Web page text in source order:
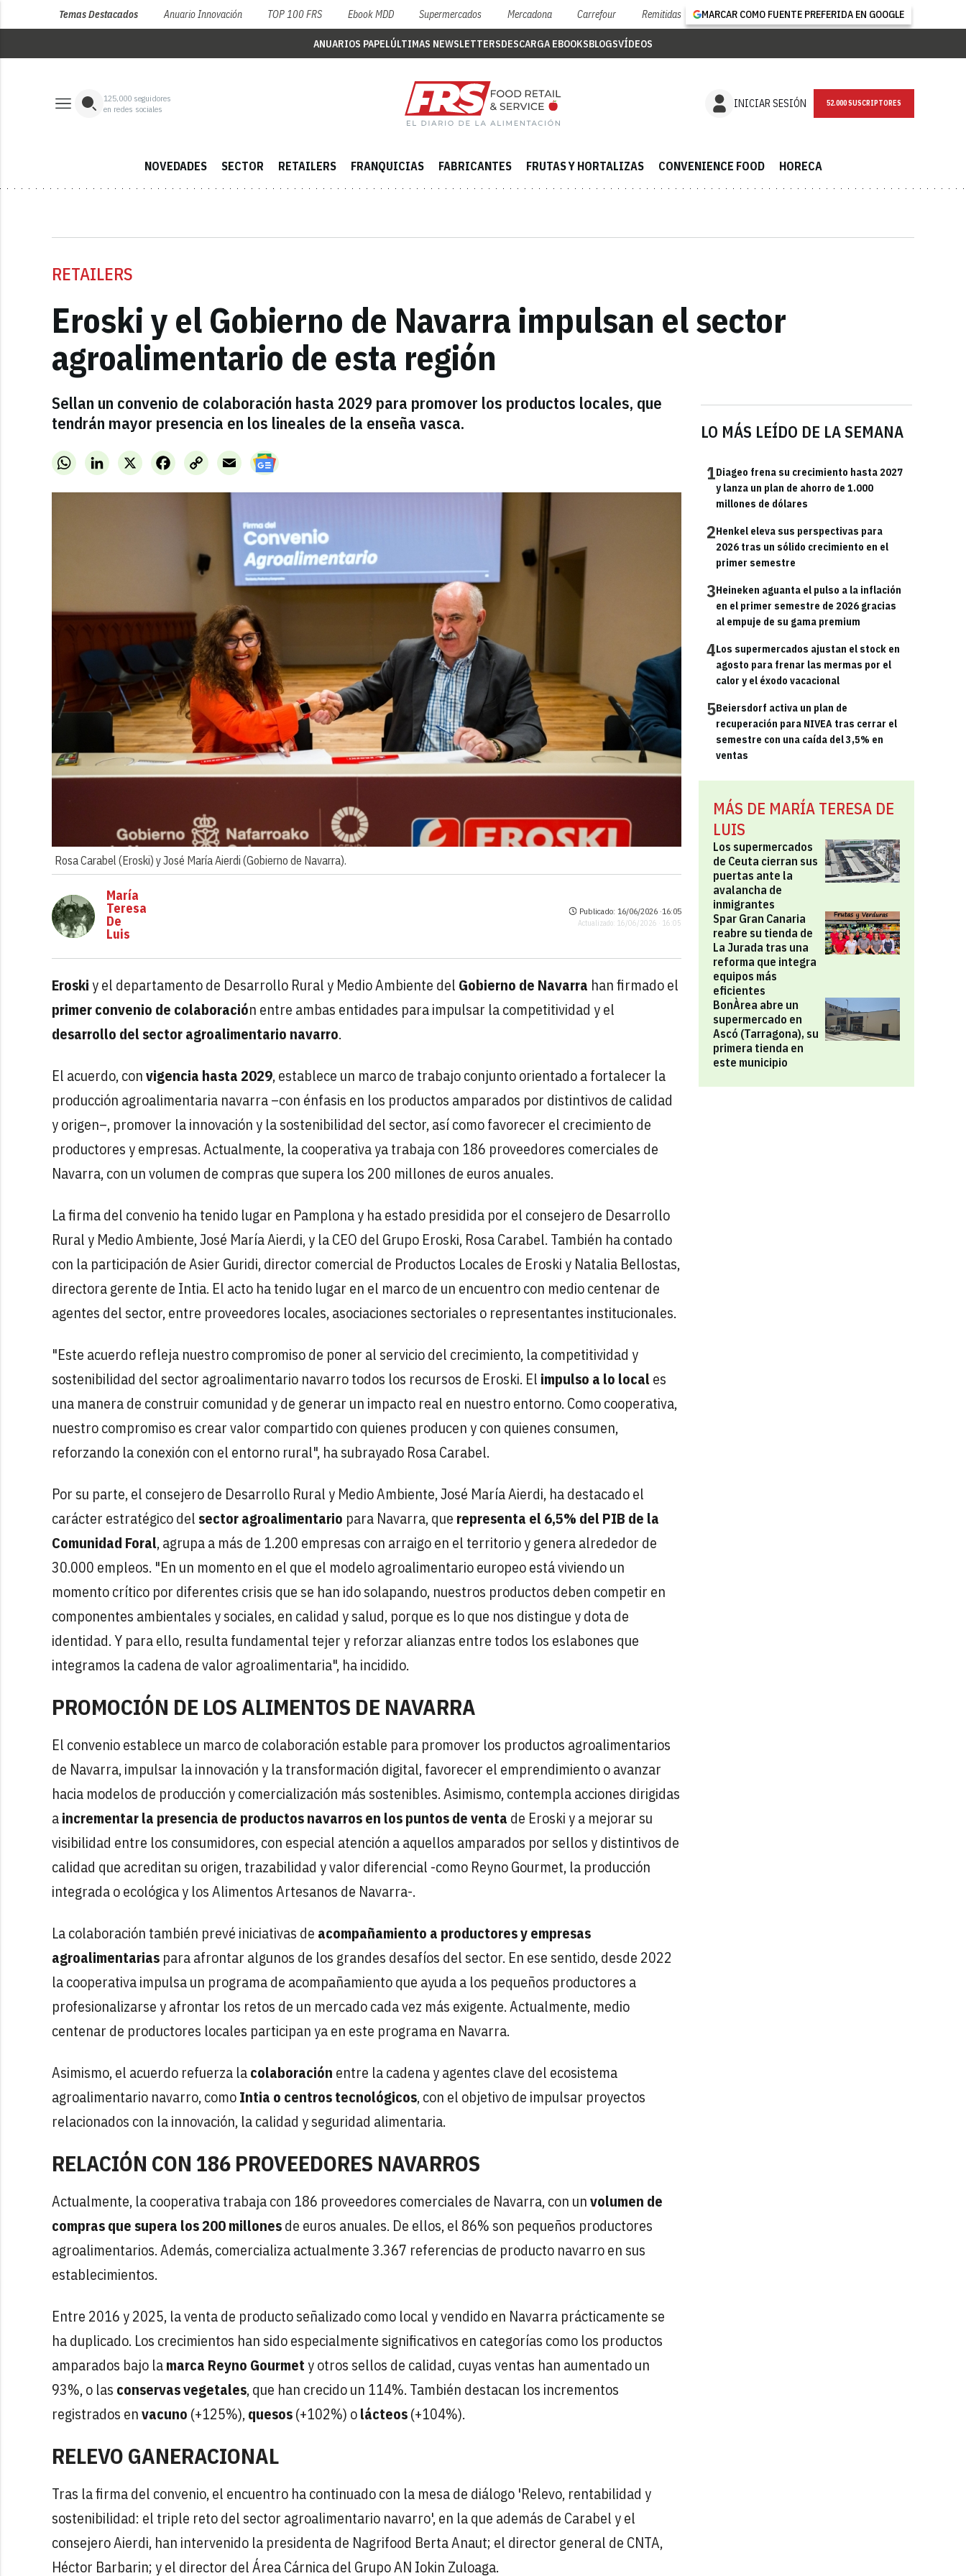
Temas Destacados Anuario Innovación TOP 100 FRS Ebook MDD Supermercados Mercadona Carrefour Remitidas MARCAR COMO FUENTE PREFERIDA EN GOOGLE
ANUARIOS PAPELÚLTIMAS NEWSLETTERSDESCARGA EBOOKSBLOGSVÍDEOS
125,000 seguidores
en redes sociales
INICIAR SESIÓN NEWSLETTER
NOVEDADES SECTOR RETAILERS FRANQUICIAS FABRICANTES FRUTAS Y HORTALIZAS CONVENIENCE FOOD HORECA
RETAILERS
Eroski y el Gobierno de Navarra impulsan el sector
agroalimentario de esta región
Sellan un convenio de colaboración hasta 2029 para promover los productos locales, que
tendrán mayor presencia en los lineales de la enseña vasca.
WhatsAppLinkedInX FacebookCopy
Link
Email
Rosa Carabel (Eroski) y José María Aierdi (Gobierno de Navarra).
LO MÁS LEÍDO DE LA SEMANA
1Diageo frena su crecimiento hasta 2027
y lanza un plan de ahorro de 1.000
millones de dólares
2Henkel eleva sus perspectivas para
2026 tras un sólido crecimiento en el
primer semestre
3Heineken aguanta el pulso a la inflación
en el primer semestre de 2026 gracias
al empuje de su gama premium
4Los supermercados ajustan el stock en
agosto para frenar las mermas por el
calor y el éxodo vacacional
5Beiersdorf activa un plan de
recuperación para NIVEA tras cerrar el
semestre con una caída del 3,5% en
ventas
MÁS DE MARÍA TERESA DE
LUIS
Los supermercados
de Ceuta cierran sus
puertas ante la
avalancha de
inmigrantes
Spar Gran Canaria
reabre su tienda de
La Jurada tras una
reforma que integra
equipos más
eficientes
BonÀrea abre un
supermercado en
Ascó (Tarragona), su
primera tienda en
este municipio
María
Teresa
De
Luis
Publicado: 16/06/2026 ·16:05
Actualizado: 16/06/2026 · 16:05
Eroskiy el departamento de Desarrollo Rural y Medio Ambiente del Gobierno de Navarra han firmado el
primer convenio de colaboración entre ambas entidades para impulsar la competitividad y el
desarrollo del sector agroalimentario navarro.
El acuerdo, convigencia hasta 2029, establece un marco de trabajo conjunto orientado a fortalecer la
producción agroalimentaria navarra –con énfasis en los productos amparados por distintivos de calidad
y origen–, promover la innovación y la sostenibilidad del sector, así como favorecer el crecimiento de
productores y empresas. Actualmente, la cooperativa ya trabaja con 186 proveedores comerciales de
Navarra, con un volumen de compras que supera los 200 millones de euros anuales.
La firma del convenio ha tenido lugar en Pamplona y ha estado presidida por el consejero de Desarrollo
Rural y Medio Ambiente, José María Aierdi, y la CEO del Grupo Eroski, Rosa Carabel. También ha contado
con la participación de Asier Guridi, director comercial de Productos Locales de Eroski y Natalia Bellostas,
directora gerente de Intia. El acto ha tenido lugar en el marco de un encuentro con medio centenar de
agentes del sector, entre proveedores locales, asociaciones sectoriales o representantes institucionales.
"Este acuerdo refleja nuestro compromiso de poner al servicio del crecimiento, la competitividad y
sostenibilidad del sector agroalimentario navarro todos los recursos de Eroski. El impulso a lo locales
una manera de construir comunidad y de generar un impacto real en nuestro entorno. Como cooperativa,
nuestro compromiso es crear valor compartido con quienes producen y con quienes consumen,
reforzando la conexión con el entorno rural", ha subrayado Rosa Carabel.
Por su parte, el consejero de Desarrollo Rural y Medio Ambiente, José María Aierdi, ha destacado el
carácter estratégico del sector agroalimentario para Navarra, que representa el 6,5% del PIB de la
Comunidad Foral, agrupa a más de 1.200 empresas con arraigo en el territorio y genera alrededor de
30.000 empleos. "En un momento en el que el modelo agroalimentario europeo está viviendo un
momento crítico por diferentes crisis que se han ido solapando, nuestros productos deben competir en
componentes ambientales y sociales, en calidad y salud, porque es lo que nos distingue y dota de
identidad. Y para ello, resulta fundamental tejer y reforzar alianzas entre todos los eslabones que
integramos la cadena de valor agroalimentaria", ha incidido.
PROMOCIÓN DE LOS ALIMENTOS DE NAVARRA
El convenio establece un marco de colaboración estable para promover los productos agroalimentarios
de Navarra, impulsar lainnovación y la transformación digital, favorecer el emprendimiento o avanzar
hacia modelos de producción y comercialización más sostenibles. Asimismo, contempla acciones dirigidas
aincrementar la presencia de productos navarros en los puntos de venta de Eroski y a mejorar su
visibilidad entre los consumidores, con especial atención a aquellos amparados por sellos y distintivos de
calidad que acreditan su origen, trazabilidad y valor diferencial -como Reyno Gourmet, la producción
integrada o ecológica y los Alimentos Artesanos de Navarra-.
La colaboración también prevé iniciativas de acompañamiento a productores y empresas
agroalimentarias para afrontar algunos de los grandes desafíos del sector. En ese sentido, desde 2022
la cooperativa impulsa un programa de acompañamiento que ayuda a los pequeños productores a
profesionalizarse y afrontar los retos de un mercado cada vez más exigente. Actualmente, medio
centenar de productores locales participan ya en este programa en Navarra.
Asimismo, el acuerdo refuerza lacolaboración entre la cadena y agentes clave del ecosistema
agroalimentario navarro, comoIntia o centros tecnológicos, con el objetivo de impulsar proyectos
relacionados con la innovación, la calidad y seguridad alimentaria.
RELACIÓN CON 186 PROVEEDORES NAVARROS
Actualmente, la cooperativa trabaja con 186 proveedores comerciales de Navarra, con unvolumen de
compras que supera los 200 millonesde euros anuales. De ellos, el 86% son pequeños productores
agroalimentarios. Además, comercializa actualmente 3.367 referencias de producto navarro en sus
establecimientos.
Entre 2016 y 2025, la venta de producto señalizado como local y vendido en Navarra prácticamente se
ha duplicado. Los crecimientos han sido especialmente significativos en categorías como los productos
amparados bajo lamarca Reyno Gourmety otros sellos de calidad, cuyas ventas han aumentado un
93%, o las conservas vegetales, que han crecido un 114%. También destacan los incrementos
registrados envacuno (+125%),quesos(+102%) olácteos(+104%).
RELEVO GANERACIONAL
Tras la firma del convenio, el encuentro ha continuado con la mesa de diálogo 'Relevo, rentabilidad y
sostenibilidad: el triple reto del sector agroalimentario navarro', en la que además de Carabel y el
consejero Aierdi, han intervenido la presidenta de Nagrifood Berta Anaut; el director general de CNTA,
Héctor Barbarin; y el director del Área Cárnica del Grupo AN Iokin Zuloaga.